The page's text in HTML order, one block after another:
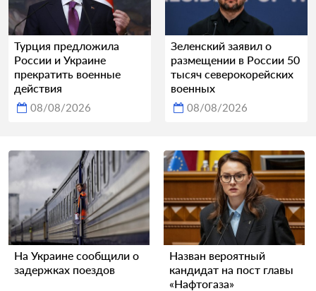
Турция предложила
России и Украине
прекратить военные
действия
08/08/2026
Зеленский заявил о
размещении в России 50
тысяч северокорейских
военных
08/08/2026
На Украине сообщили о
задержках поездов
Назван вероятный
кандидат на пост главы
«Нафтогаза»